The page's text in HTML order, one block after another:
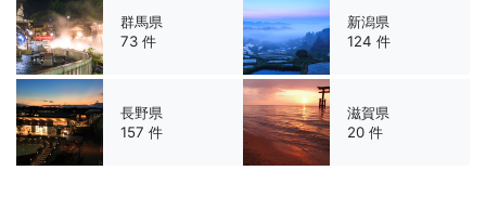
群馬県
73 件
新潟県
124 件
長野県
157 件
滋賀県
20 件